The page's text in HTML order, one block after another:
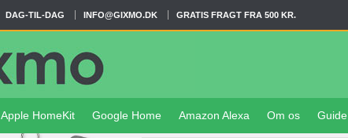
DAG-TIL-DAG INFO@GIXMO.DK GRATIS FRAGT FRA 500 KR.
Apple HomeKit Google Home Amazon Alexa Om os Guide